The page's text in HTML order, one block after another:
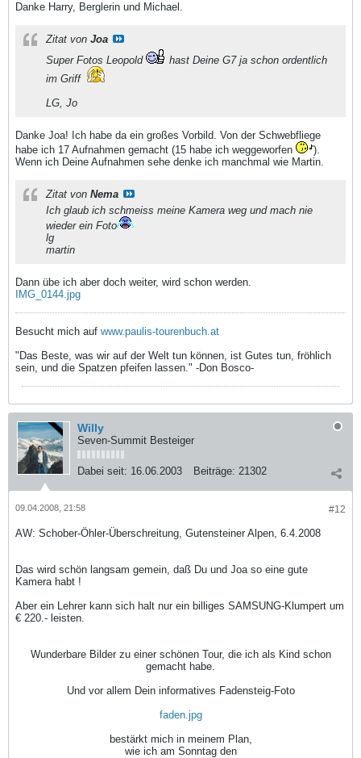
Danke Harry, Berglerin und Michael.
Zitat von Joa
Super Fotos Leopold
hast Deine G7 ja schon ordentlich
im Griff
LG, Jo
Danke Joa! Ich habe da ein großes Vorbild. Von der Schwebfliege
habe ich 17 Aufnahmen gemacht (15 habe ich weggeworfen
).
Wenn ich Deine Aufnahmen sehe denke ich manchmal wie Martin.
Zitat von Nema
Ich glaub ich schmeiss meine Kamera weg und mach nie
wieder ein Foto
lg
martin
Dann übe ich aber doch weiter, wird schon werden.
IMG_0144.jpg
Besucht mich auf www.paulis-tourenbuch.at
"Das Beste, was wir auf der Welt tun können, ist Gutes tun, fröhlich
sein, und die Spatzen pfeifen lassen." -Don Bosco-
Willy
Seven-Summit Besteiger
Dabei seit: 16.06.2003 Beiträge: 21302
#12
09.04.2008, 21:58
AW: Schober-Öhler-Überschreitung, Gutensteiner Alpen, 6.4.2008
Das wird schön langsam gemein, daß Du und Joa so eine gute
Kamera habt !
Aber ein Lehrer kann sich halt nur ein billiges SAMSUNG-Klumpert um
€ 220.- leisten.
Wunderbare Bilder zu einer schönen Tour, die ich als Kind schon
gemacht habe.
Und vor allem Dein informatives Fadensteig-Foto
faden.jpg
bestärkt mich in meinem Plan,
wie ich am Sonntag den